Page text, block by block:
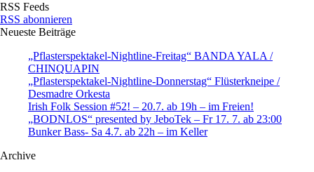
RSS Feeds
RSS abonnieren
Neueste Beiträge
„Pflasterspektakel-Nightline-Freitag“ BANDA YALA /
CHINQUAPIN
„Pflasterspektakel-Nightline-Donnerstag“ Flüsterkneipe /
Desmadre Orkesta
Irish Folk Session #52! – 20.7. ab 19h – im Freien!
„BODNLOS“ presented by JeboTek – Fr 17. 7. ab 23:00
Bunker Bass- Sa 4.7. ab 22h – im Keller
Archive